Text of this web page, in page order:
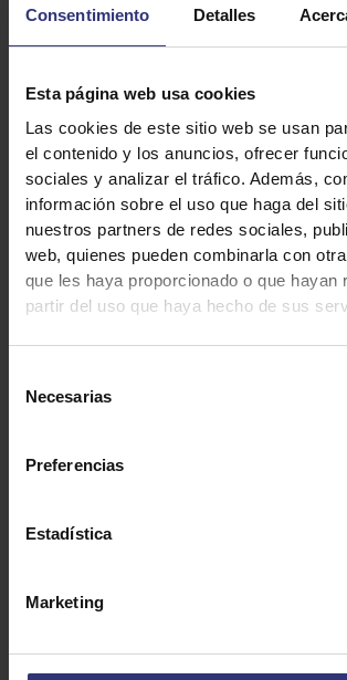
Consentimiento Detalles
Esta página web usa cookies
Las cookies de este sitio web se usan
el contenido y los anuncios, ofrecer
sociales y analizar el tráfico. Además,
información sobre el uso que haga del
nuestros partners de redes sociales,
web, quienes pueden combinarla con
que les haya proporcionado o que hayan
partir del uso que haya hecho de sus
Necesarias
Preferencias
Estadística
Marketing
1
star
review
2
star
review
3
star
review
4
star
review
5
star
review
Imprimir Receta
Método
6 clavos de olor
2 cucharadas de tamari
300 ml de leche de coco
Lemon grass rallado
2 cucharadas de Nam pla